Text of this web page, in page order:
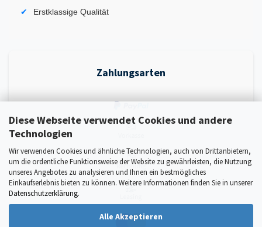
Diese Webseite verwendet Cookies und andere
Technologien
Wir verwenden Cookies und ähnliche Technologien, auch von Drittanbietern,
um die ordentliche Funktionsweise der Website zu gewährleisten, die Nutzung
unseres Angebotes zu analysieren und Ihnen ein bestmögliches
Einkaufserlebnis bieten zu können. Weitere Informationen finden Sie in unserer
Datenschutzerklärung.
Alle Akzeptieren
Erstklassige Qualität
Zahlungsarten